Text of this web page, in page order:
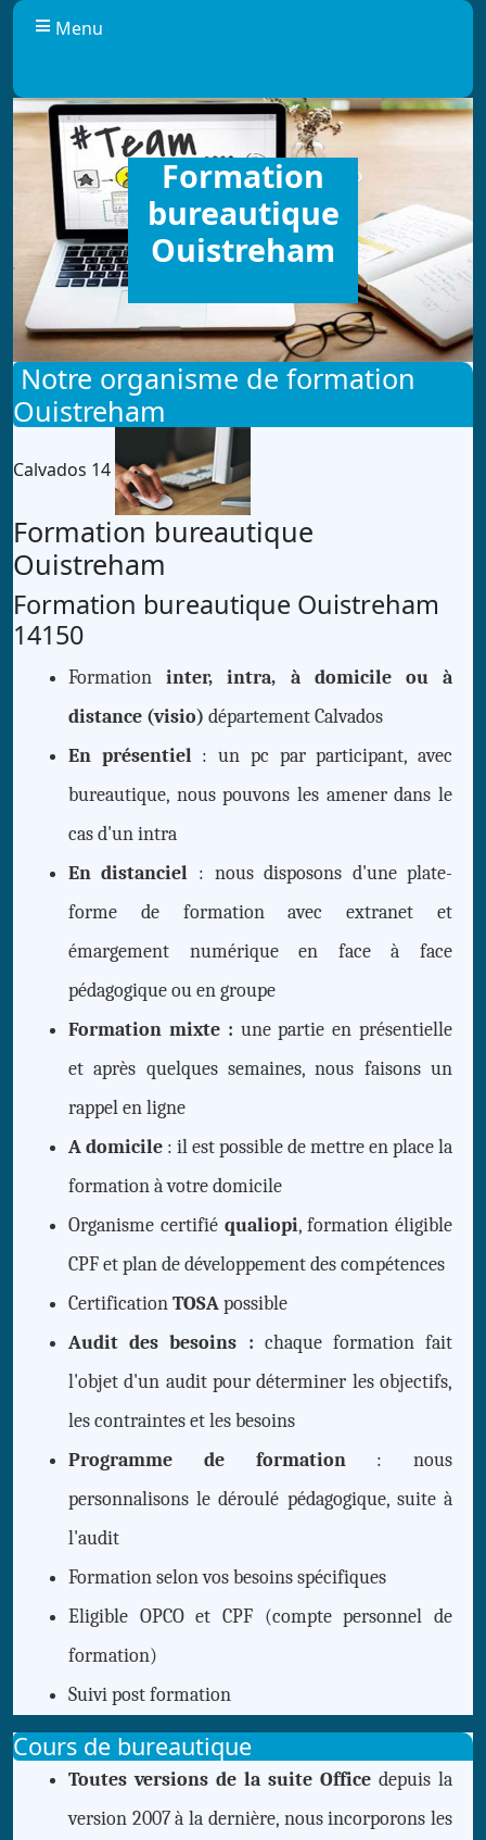
Menu
Formation
bureautique
Ouistreham
Notre organisme de formation
Ouistreham
Calvados 14
Formation bureautique
Ouistreham
Formation bureautique Ouistreham
14150
Formationinter, intra, à domicile ou à
distance (visio) département Calvados
En présentiel: un pc par participant, avec
bureautique, nous pouvons les amener dans le
cas d'un intra
En distanciel : nous disposons d'une plate-
forme de formation avec extranet et
émargement numérique en face à face
pédagogique ou en groupe
Formation mixte : une partie en présentielle
et après quelques semaines, nous faisons un
rappel en ligne
A domicile: il est possible de mettre en place la
formation à votre domicile
Organisme certifié qualiopi, formation éligible
CPF et plan de développement des compétences
CertificationTOSApossible
Audit des besoins : chaque formation fait
l'objet d'un audit pour déterminer les objectifs,
les contraintes et les besoins
Programme de formation: nous
personnalisons le déroulé pédagogique, suite à
l'audit
Formation selon vosbesoins spécifiques
Eligible OPCO et CPF (compte personnel de
formation)
Suivipost formation
Cours de bureautique
Toutes versions de la suite Officedepuis la
version 2007 à la dernière, nous incorporons les
Panneau de gestion des cookies